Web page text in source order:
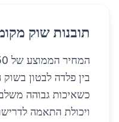
תובנות שוק
בין פלדה לבטון
כשאיכות גבוהה
ויכולת התאמה